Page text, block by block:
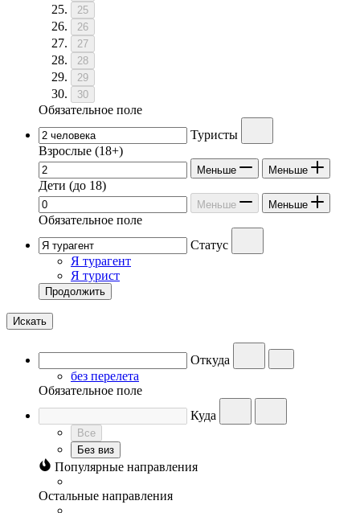
25
26
27
28
29
30
Обязательное поле
Туристы
Взрослые (18+)
Меньше Меньше
Дети (до 18)
Меньше Меньше
Обязательное поле
Статус
Я турагент
Я турист
Продолжить
Искать
Откуда
без перелета
Обязательное поле
Куда
Все
Без виз
Популярные направления
Остальные направления